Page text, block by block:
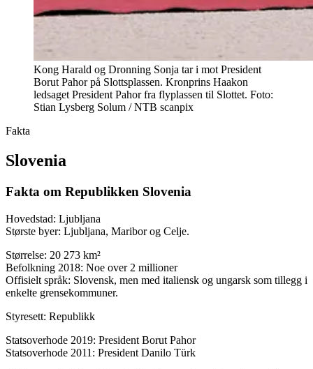
Kong Harald og Dronning Sonja tar i mot President
Borut Pahor på Slottsplassen. Kronprins Haakon
ledsaget President Pahor fra flyplassen til Slottet. Foto:
Stian Lysberg Solum / NTB scanpix
Fakta
Slovenia
Fakta om Republikken Slovenia
Hovedstad: Ljubljana
Største byer: Ljubljana, Maribor og Celje.
Størrelse: 20 273 km²
Befolkning 2018: Noe over 2 millioner
Offisielt språk: Slovensk, men med italiensk og ungarsk som tillegg i
enkelte grensekommuner.
Styresett: Republikk
Statsoverhode 2019: President Borut Pahor
Statsoverhode 2011: President Danilo Türk